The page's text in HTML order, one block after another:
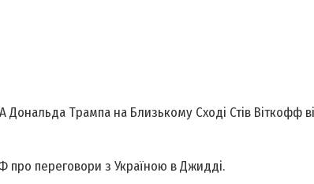
Трампа на Близькому Сході Стів Віткофф
переговори з Україною в Джидді.